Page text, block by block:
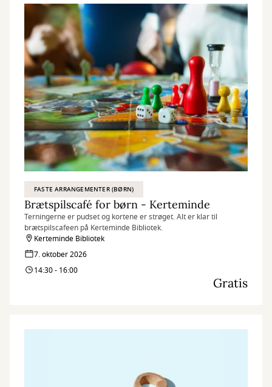
FASTE ARRANGEMENTER (BØRN)
Brætspilscafé for børn - Kerteminde
Terningerne er pudset og kortene er strøget. Alt er klar til
brætspilscafeen på Kerteminde Bibliotek.
Kerteminde Bibliotek
7. oktober 2026
14:30 - 16:00
Gratis